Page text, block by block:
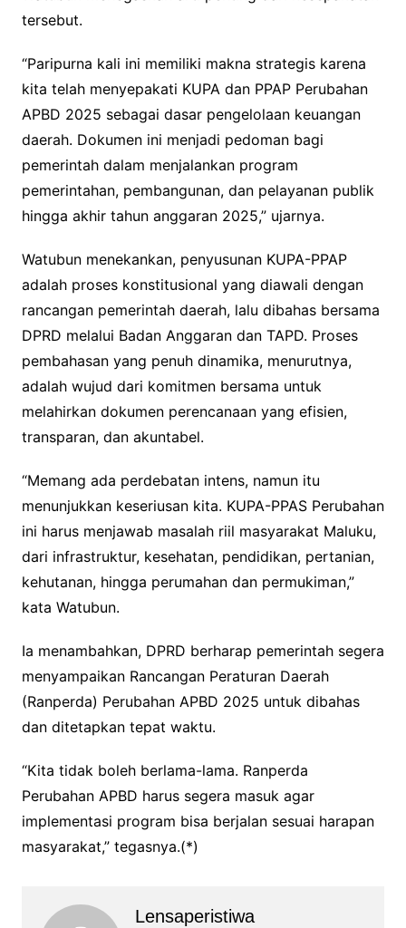
tersebut.
“Paripurna kali ini memiliki makna strategis karena
kita telah menyepakati KUPA dan PPAP Perubahan
APBD 2025 sebagai dasar pengelolaan keuangan
daerah. Dokumen ini menjadi pedoman bagi
pemerintah dalam menjalankan program
pemerintahan, pembangunan, dan pelayanan publik
hingga akhir tahun anggaran 2025,” ujarnya.
Watubun menekankan, penyusunan KUPA-PPAP
adalah proses konstitusional yang diawali dengan
rancangan pemerintah daerah, lalu dibahas bersama
DPRD melalui Badan Anggaran dan TAPD. Proses
pembahasan yang penuh dinamika, menurutnya,
adalah wujud dari komitmen bersama untuk
melahirkan dokumen perencanaan yang efisien,
transparan, dan akuntabel.
“Memang ada perdebatan intens, namun itu
menunjukkan keseriusan kita. KUPA-PPAS Perubahan
ini harus menjawab masalah riil masyarakat Maluku,
dari infrastruktur, kesehatan, pendidikan, pertanian,
kehutanan, hingga perumahan dan permukiman,”
kata Watubun.
Ia menambahkan, DPRD berharap pemerintah segera
menyampaikan Rancangan Peraturan Daerah
(Ranperda) Perubahan APBD 2025 untuk dibahas
dan ditetapkan tepat waktu.
“Kita tidak boleh berlama-lama. Ranperda
Perubahan APBD harus segera masuk agar
implementasi program bisa berjalan sesuai harapan
masyarakat,” tegasnya.(*)
Lensaperistiwa